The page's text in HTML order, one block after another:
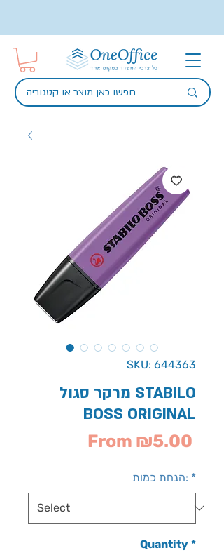
SKU: 644363
מרקר סגול STABILO
BOSS ORIGINAL
From ₪5.00
הנחת כמות: *
Quantity *